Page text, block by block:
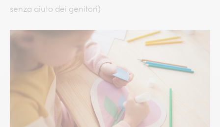
senza aiuto dei genitori)